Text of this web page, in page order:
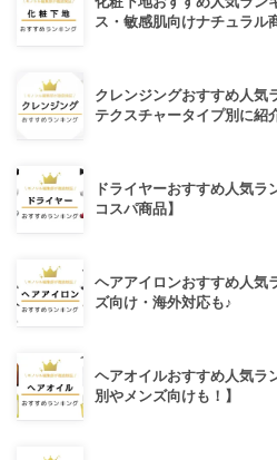
ス・敏感肌向けナチュラル
クレンジングおすすめ人気
テクスチャータイプ別に紹
ドライヤーおすすめ人気ラ
コスパ商品】
ヘアアイロンおすすめ人気
ズ向け・海外対応も♪
ヘアオイルおすすめ人気ラ
別やメンズ向けも！】